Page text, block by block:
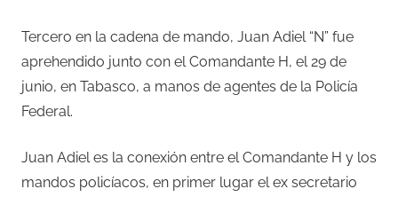
Tercero en la cadena de mando, Juan Adiel “N” fue
aprehendido junto con el Comandante H, el 29 de
junio, en Tabasco, a manos de agentes de la Policía
Federal.
Juan Adiel es la conexión entre el Comandante H y los
mandos policíacos, en primer lugar el ex secretario